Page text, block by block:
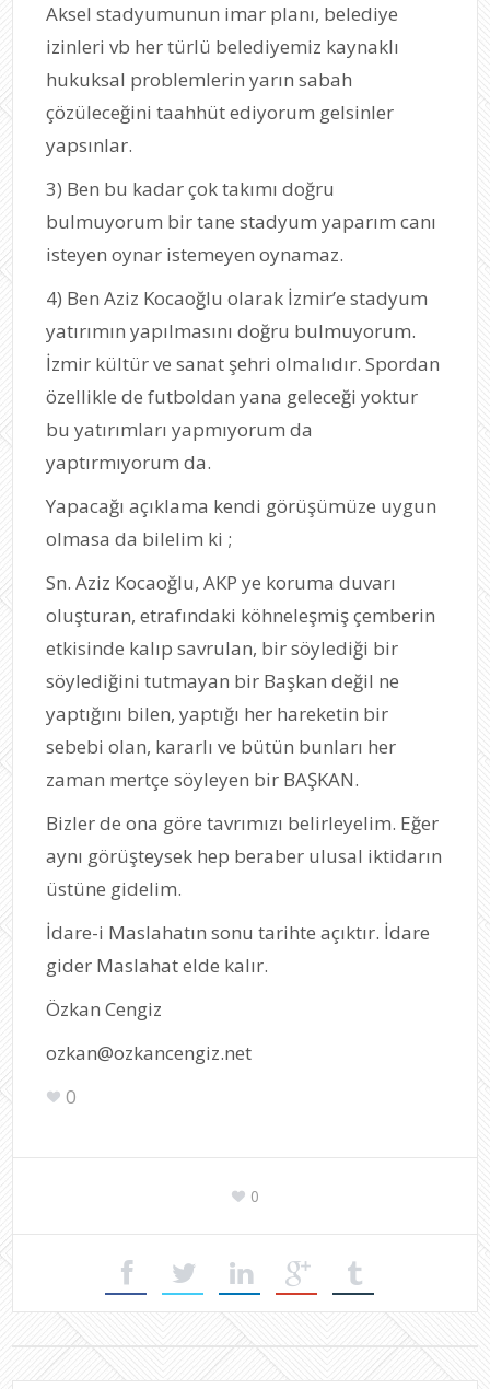
Aksel stadyumunun imar planı, belediye
izinleri vb her türlü belediyemiz kaynaklı
hukuksal problemlerin yarın sabah
çözüleceğini taahhüt ediyorum gelsinler
yapsınlar.
3) Ben bu kadar çok takımı doğru
bulmuyorum bir tane stadyum yaparım canı
isteyen oynar istemeyen oynamaz.
4) Ben Aziz Kocaoğlu olarak İzmir’e stadyum
yatırımın yapılmasını doğru bulmuyorum.
İzmir kültür ve sanat şehri olmalıdır. Spordan
özellikle de futboldan yana geleceği yoktur
bu yatırımları yapmıyorum da
yaptırmıyorum da.
Yapacağı açıklama kendi görüşümüze uygun
olmasa da bilelim ki ;
Sn. Aziz Kocaoğlu, AKP ye koruma duvarı
oluşturan, etrafındaki köhneleşmiş çemberin
etkisinde kalıp savrulan, bir söylediği bir
söylediğini tutmayan bir Başkan değil ne
yaptığını bilen, yaptığı her hareketin bir
sebebi olan, kararlı ve bütün bunları her
zaman mertçe söyleyen bir BAŞKAN.
Bizler de ona göre tavrımızı belirleyelim. Eğer
aynı görüşteysek hep beraber ulusal iktidarın
üstüne gidelim.
İdare-i Maslahatın sonu tarihte açıktır. İdare
gider Maslahat elde kalır.
Özkan Cengiz
ozkan@ozkancengiz.net
0
0